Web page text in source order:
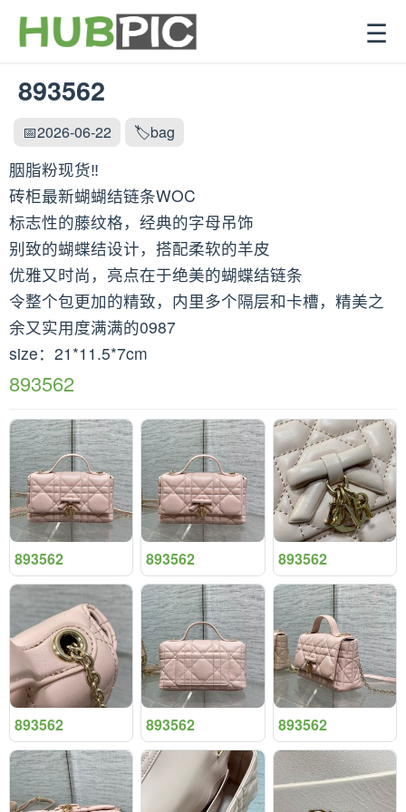
☰
893562
📅2026-06-22 🏷️bag
胭脂粉现货‼️
砖柜最新蝴蝴结链条WOC
标志性的藤纹格，经典的字母吊饰
别致的蝴蝶结设计，搭配柔软的羊皮
优雅又时尚，亮点在于绝美的蝴蝶结链条
令整个包更加的精致，内里多个隔层和卡槽，精美之
余又实用度满满的0987
size：21*11.5*7cm
893562
893562 893562 893562
893562 893562 893562